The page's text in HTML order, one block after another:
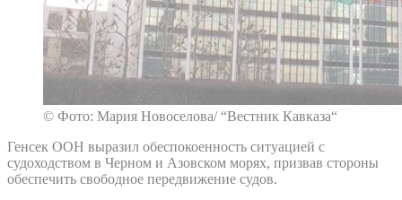
© Фото: Мария Новоселова/ “Вестник Кавказа“
Генсек ООН выразил обеспокоенность ситуацией с
судоходством в Черном и Азовском морях, призвав стороны
обеспечить свободное передвижение судов.